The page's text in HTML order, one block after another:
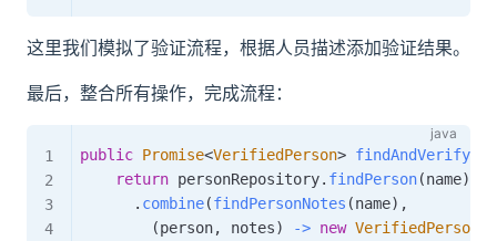
这里我们模拟了验证流程，根据人员描述添加验证结果。
最后，整合所有操作，完成流程：
public Promise<VerifiedPerson>
return personRepository. findPerson(name)
. combine(findPersonNotes (name) ,
(person, notes) -> new VerifiedPerson